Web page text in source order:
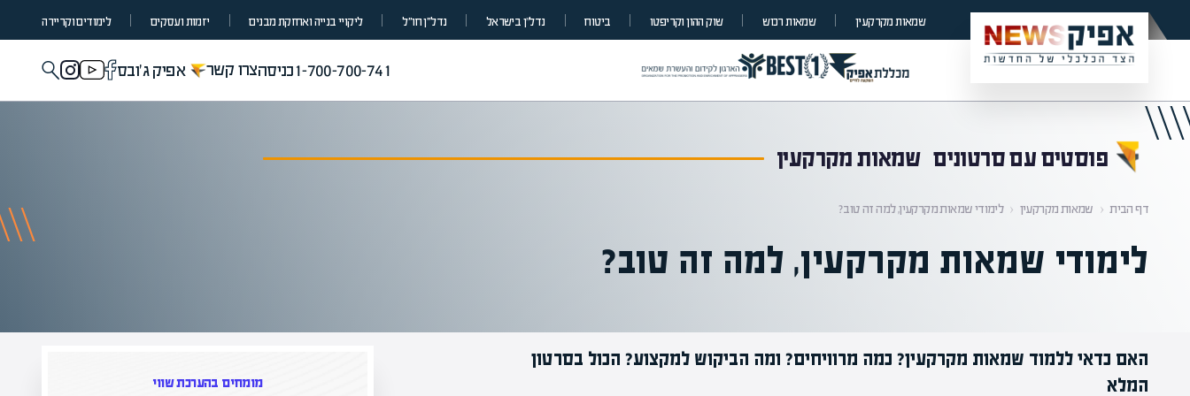
שמאות מקרקעין שמאות רכוש שוק ההון וקריפטו ביטוח נדל”ן בישראל נדל״ן חו״ל ליקויי בנייה ואחזקת מבנים יזמות ועסקים לימודים וקריירה
1-700-700-741כניסהצרו קשר אפיק ג'ובס
פוסטים עם סרטונים שמאות מקרקעין
דף הבית ‹ שמאות מקרקעין ‹ לימודי שמאות מקרקעין, למה זה טוב?
לימודי שמאות מקרקעין, למה זה טוב?
האם כדאי ללמוד שמאות מקרקעין? כמה מרוויחים? ומה הביקוש למקצוע? הכול בסרטון
המלא